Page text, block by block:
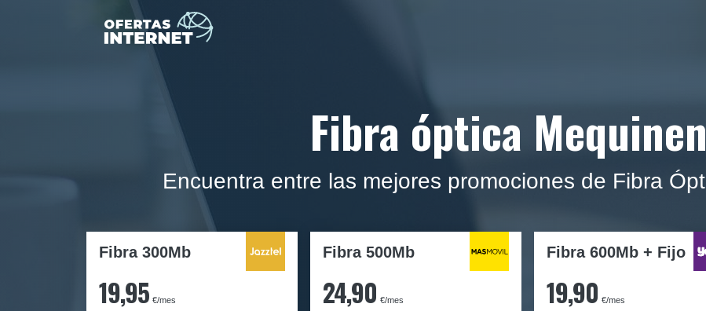
Fibra óptica
Encuentra entre las mejores promociones de Fibra
Fibra 300Mb
19,95 €/mes
Fibra 500Mb
24,90 €/mes
Fibra 600Mb + Fijo
19,90 €/mes